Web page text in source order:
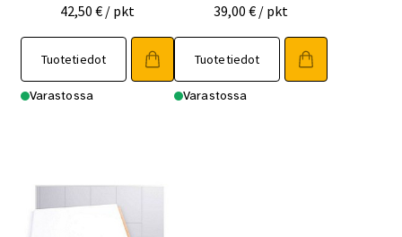
42,50 € / pkt
Tuotetiedot
Varastossa
39,00€ / pkt
Tuotetiedot
Varastossa